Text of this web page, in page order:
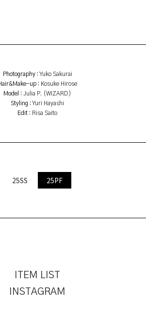
Photography : Yuko Sakurai
up : Kosuke Hirose
Model : Julia P. (WIZARD)
Styling : Yuri Hayashi
Edit : Risa Saito
25SS 25PF
ITEM LIST
INSTAGRAM